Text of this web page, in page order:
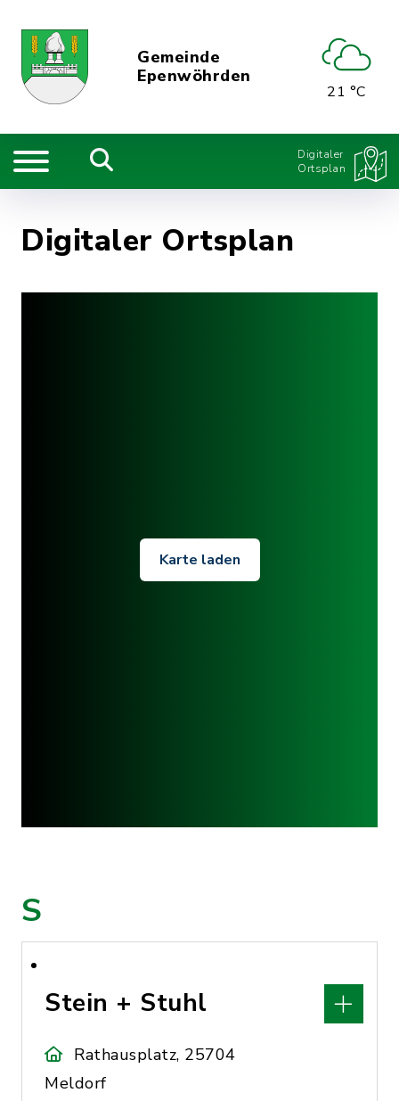
Gemeinde
Epenwöhrden
21 °C
Digitaler
Ortsplan
Digitaler Ortsplan
Karte laden
S
Stein + Stuhl
Rathausplatz, 25704
Meldorf